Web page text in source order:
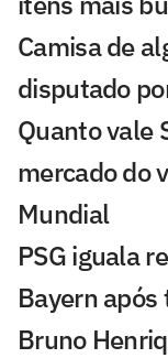
Camisa de
disputado
Quanto vale
mercado do
Mundial
PSG iguala
Bayern
Bruno